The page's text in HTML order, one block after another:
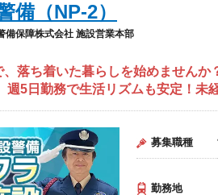
備（NP-2）
備保障株式会社 施設営業本部
、落ち着いた暮らしを始めません
週5日勤務で生活リズムも安定！未
募集職種
勤務地